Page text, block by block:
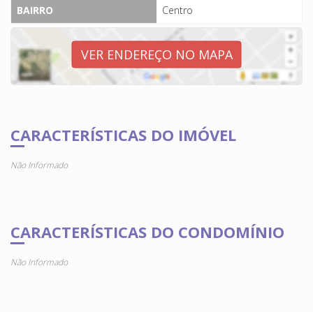
BAIRRO
Centro
VER ENDEREÇO NO MAPA
CARACTERÍSTICAS DO IMÓVEL
Não Informado
CARACTERÍSTICAS DO CONDOMÍNIO
Não Informado